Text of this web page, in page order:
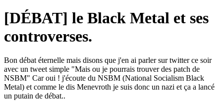
[DÉBAT] le Black Metal et ses
controverses.
Bon débat éternelle mais disons que j'en ai parler sur twitter ce soir
avec un tweet simple "Mais ou je pourrais trouver des patch de
NSBM" Car oui ! j'écoute du NSBM (National Socialism Black
Metal) et comme le dis Menevroth je suis donc un nazi et ça a lancé
un putain de débat..